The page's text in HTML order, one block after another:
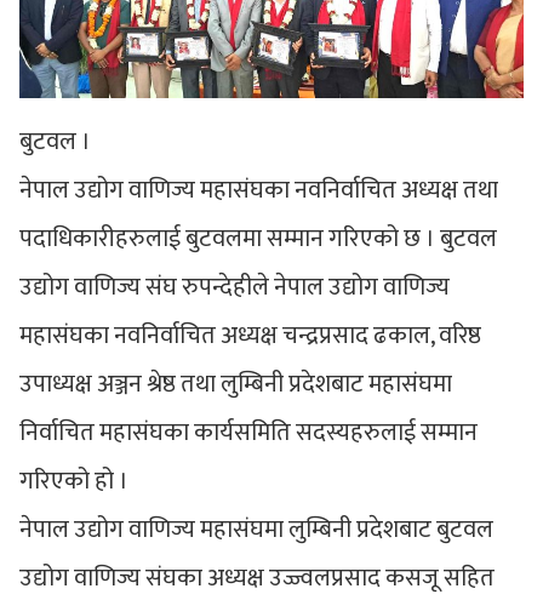
बुटवल ।
नेपाल उद्योग वाणिज्य महासंघका नवनिर्वाचित अध्यक्ष तथा
पदाधिकारीहरुलाई बुटवलमा सम्मान गरिएको छ । बुटवल
उद्योग वाणिज्य संघ रुपन्देहीले नेपाल उद्योग वाणिज्य
महासंघका नवनिर्वाचित अध्यक्ष चन्द्रप्रसाद ढकाल, वरिष्ठ
उपाध्यक्ष अञ्जन श्रेष्ठ तथा लुम्बिनी प्रदेशबाट महासंघमा
निर्वाचित महासंघका कार्यसमिति सदस्यहरुलाई सम्मान
गरिएको हो ।
नेपाल उद्योग वाणिज्य महासंघमा लुम्बिनी प्रदेशबाट बुटवल
उद्योग वाणिज्य संघका अध्यक्ष उज्ज्वलप्रसाद कसजू सहित